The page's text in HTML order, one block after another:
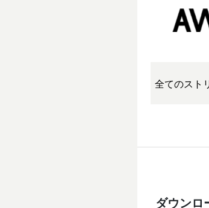
全てのスト
ダウンロ